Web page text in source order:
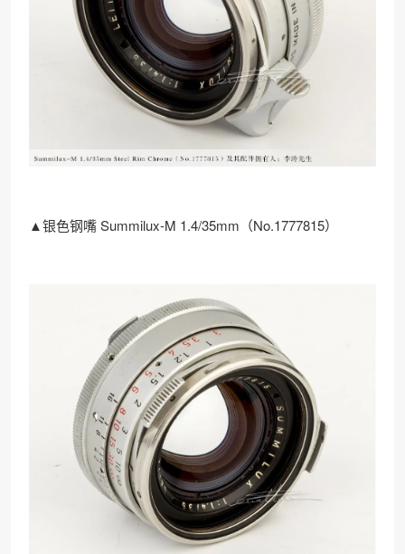
▲银色钢嘴 Summilux-M 1.4/35mm（No.1777815）